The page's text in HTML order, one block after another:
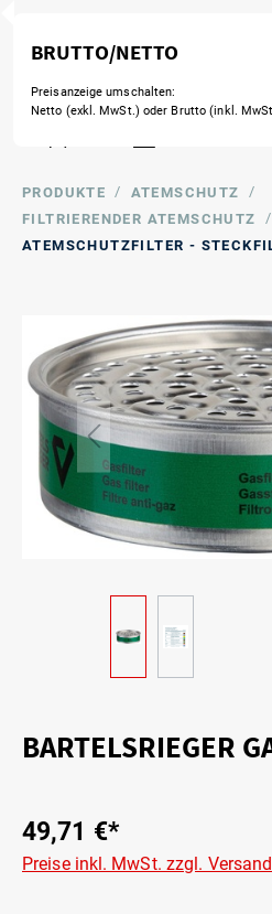
PRODUKTE / ATEMSCHUTZ
/
FILTRIERENDER ATEMSCHUTZ
/
ATEMSCHUTZFILTER -
BARTELSRIEGER
49,71 €*
Preise inkl. MwSt. zzgl.
BRUTTO/NETTO
Preisanzeige umschalten:
Netto (exkl. MwSt.) oder Brutto (inkl.